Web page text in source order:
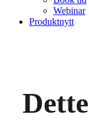
Webinar
Produktnytt